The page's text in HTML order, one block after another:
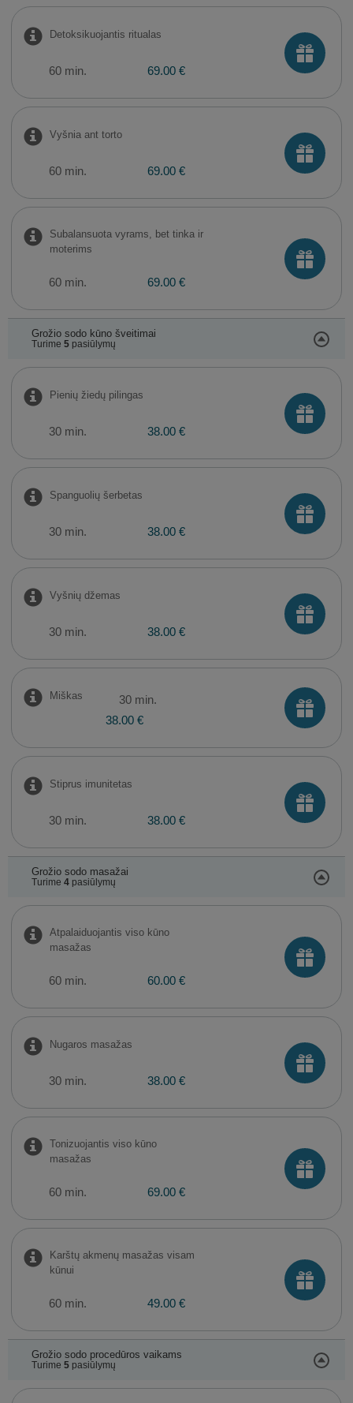
Detoksikuojantis ritualas
60 min. 69.00 €
Vyšnia ant torto
60 min. 69.00 €
Subalansuota vyrams, bet tinka ir
moterims
60 min. 69.00 €
Grožio sodo kūno šveitimai
Turime 5pasiūlymų
Pienių žiedų pilingas
30 min. 38.00 €
Spanguolių šerbetas
30 min. 38.00 €
Vyšnių džemas
30 min. 38.00 €
Miškas
30 min.
38.00 €
Stiprus imunitetas
30 min. 38.00 €
Grožio sodo masažai
Turime 4pasiūlymų
Atpalaiduojantis viso kūno
masažas
60 min. 60.00 €
Nugaros masažas
30 min. 38.00 €
Tonizuojantis viso kūno
masažas
60 min. 69.00 €
Karštų akmenų masažas visam
kūnui
60 min. 49.00 €
Grožio sodo procedūros vaikams
Turime 5pasiūlymų